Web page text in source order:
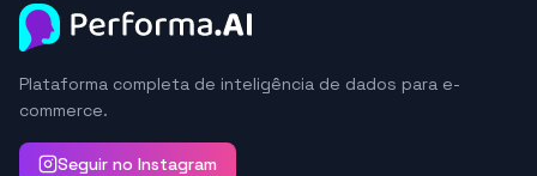
Plataforma completa de inteligência de dados para e-
commerce.
Seguir no Instagram